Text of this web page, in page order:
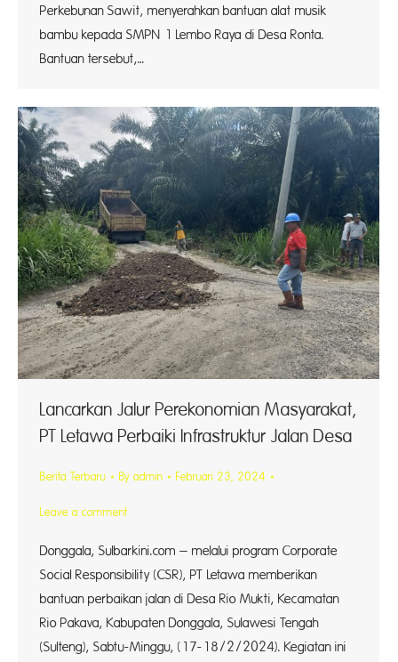
Perkebunan Sawit, menyerahkan bantuan alat musik
bambu kepada SMPN 1 Lembo Raya di Desa Ronta.
Bantuan tersebut,…
Lancarkan Jalur Perekonomian Masyarakat,
PT Letawa Perbaiki Infrastruktur Jalan Desa
Berita Terbaru By admin Februari 23, 2024
Leave a comment
Donggala, Sulbarkini.com – melalui program Corporate
Social Responsibility (CSR), PT Letawa memberikan
bantuan perbaikan jalan di Desa Rio Mukti, Kecamatan
Rio Pakava, Kabupaten Donggala, Sulawesi Tengah
(Sulteng), Sabtu-Minggu, (17-18/2/2024). Kegiatan ini